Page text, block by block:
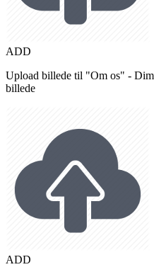
ADD
Upload billede til "Om os" -
billede
ADD